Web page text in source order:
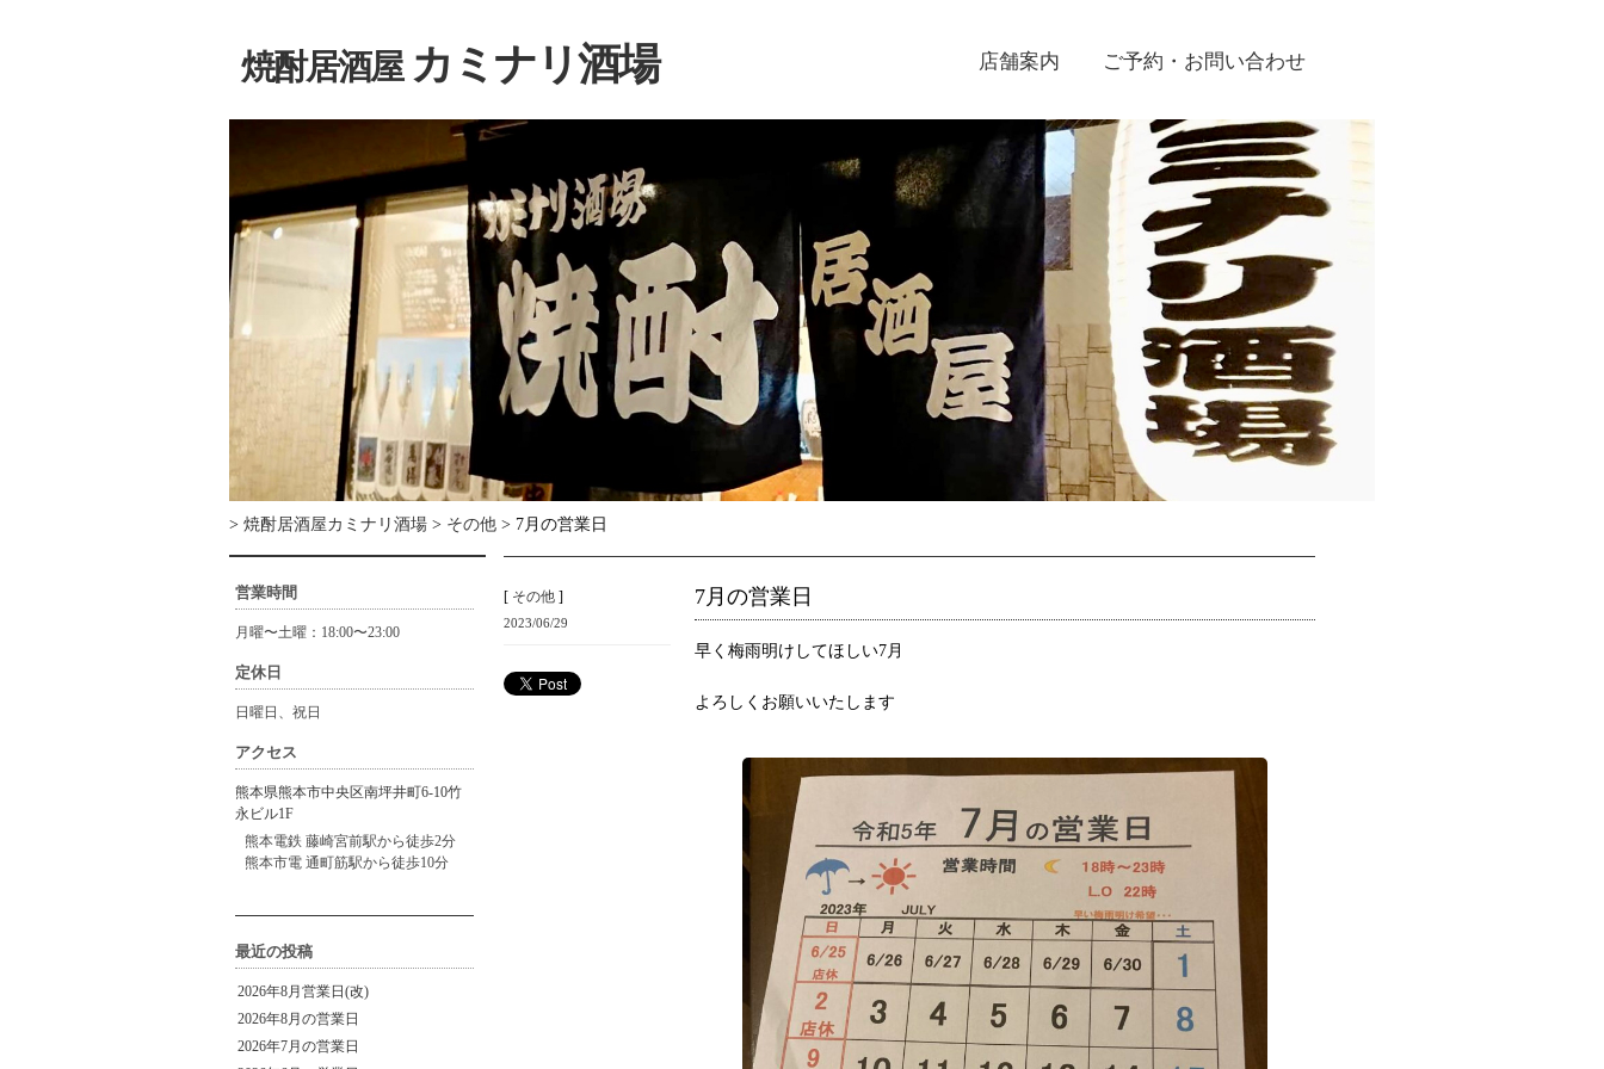
焼酎居酒屋カミナリ酒場 店舗案内 ご予約・お問い合わせ
> 焼酎居酒屋カミナリ酒場 > その他 > 7月の営業日
営業時間
月曜〜土曜：18:00〜23:00
定休日
日曜日、祝日
アクセス
熊本県熊本市中央区南坪井町6-10竹
永ビル1F
熊本電鉄 藤崎宮前駅から徒歩2分
熊本市電 通町筋駅から徒歩10分
最近の投稿
2026年8月営業日(改)
2026年8月の営業日
2026年7月の営業日
[ その他 ]
2023/06/29
7月の営業日
早く梅雨明けしてほしい7月
よろしくお願いいたします